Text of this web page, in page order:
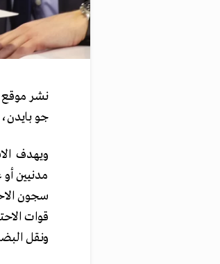
نشر موقع
جو
ويهدف
مدنيين
سجون
قوات
ونقل